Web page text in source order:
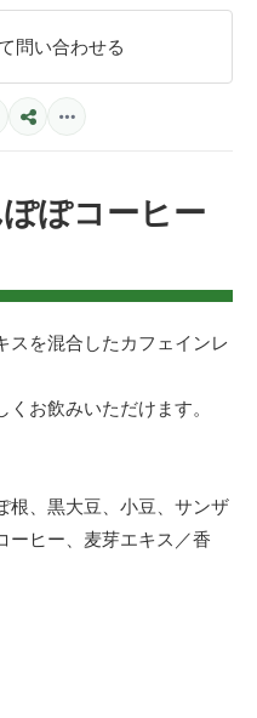
問い合わせる
ぽコーヒー
スを混合したカフェインレ
お飲みいただけます。
根、黒大豆、小豆、サンザ
ーヒー、麦芽エキス／香